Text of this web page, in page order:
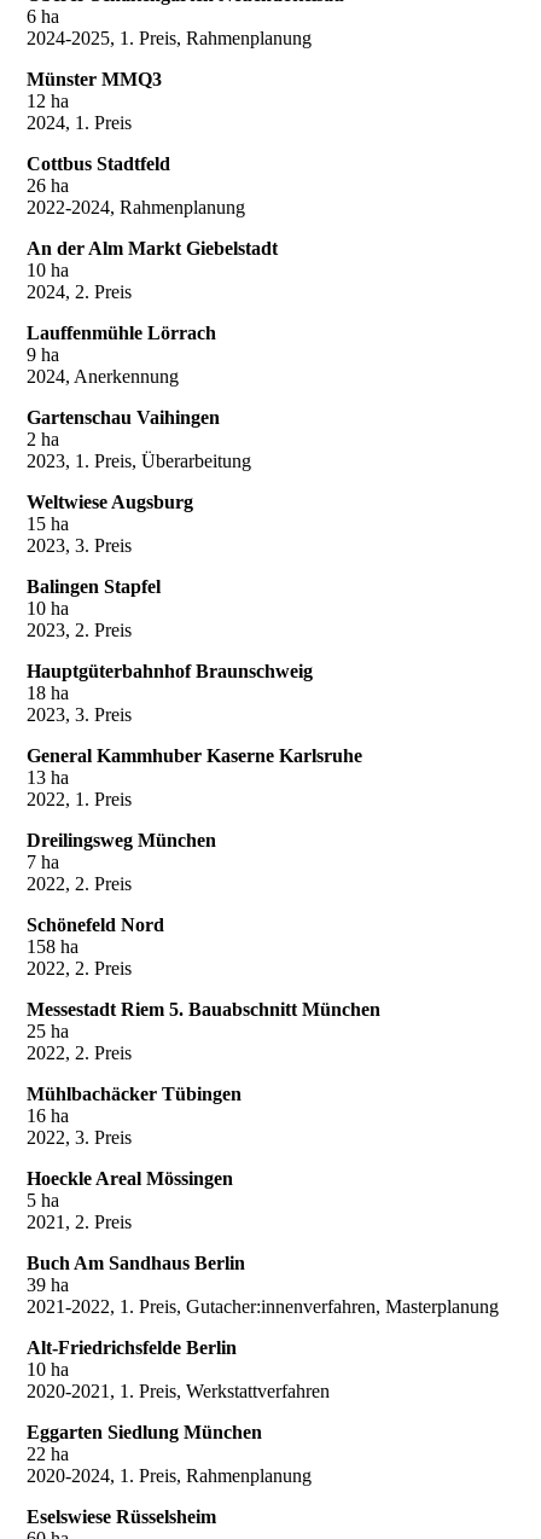
6 ha
2024-2025, 1. Preis, Rahmenplanung
Münster MMQ3
12 ha
2024, 1. Preis
Cottbus Stadtfeld
26 ha
2022-2024, Rahmenplanung
An der Alm Markt Giebelstadt
10 ha
2024, 2. Preis
Lauffenmühle Lörrach
9 ha
2024, Anerkennung
Gartenschau Vaihingen
2 ha
2023, 1. Preis, Überarbeitung
Weltwiese Augsburg
15 ha
2023, 3. Preis
Balingen Stapfel
10 ha
2023, 2. Preis
Hauptgüterbahnhof Braunschweig
18 ha
2023, 3. Preis
General Kammhuber Kaserne Karlsruhe
13 ha
2022, 1. Preis
Dreilingsweg München
7 ha
2022, 2. Preis
Schönefeld Nord
158 ha
2022, 2. Preis
Messestadt Riem 5. Bauabschnitt München
25 ha
2022, 2. Preis
Mühlbachäcker Tübingen
16 ha
2022, 3. Preis
Hoeckle Areal Mössingen
5 ha
2021, 2. Preis
Buch Am Sandhaus Berlin
39 ha
2021-2022, 1. Preis, Gutacher:innenverfahren, Masterplanung
Alt-Friedrichsfelde Berlin
10 ha
2020-2021, 1. Preis, Werkstattverfahren
Eggarten Siedlung München
22 ha
2020-2024, 1. Preis, Rahmenplanung
Eselswiese Rüsselsheim